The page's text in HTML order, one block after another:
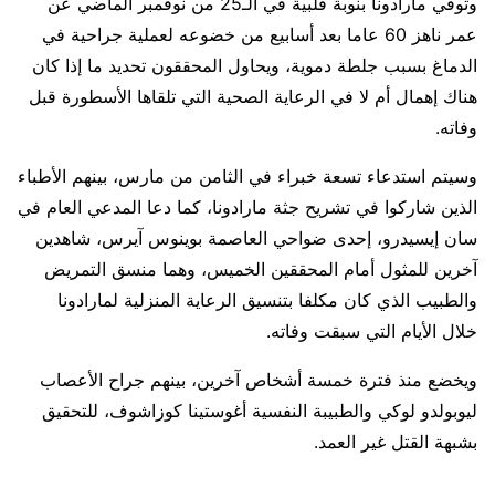
عمر ناهز 60 عاما بعد أسابيع من خضوعه لعملية جراحية في
الدماغ بسبب جلطة دموية، ويحاول المحققون تحديد ما إذا كان
هناك إهمال أم لا في الرعاية الصحية التي تلقاها الأسطورة قبل
وفاته.
وسيتم استدعاء تسعة خبراء في الثامن من مارس، بينهم الأطباء
الذين شاركوا في تشريح جثة مارادونا، كما دعا المدعي العام في
سان إيسيدرو، إحدى ضواحي العاصمة بوينوس آيرس، شاهدين
آخرين للمثول أمام المحققين الخميس، وهما منسق التمريض
والطبيب الذي كان مكلفا بتنسيق الرعاية المنزلية لمارادونا
خلال الأيام التي سبقت وفاته.
ويخضع منذ فترة خمسة أشخاص آخرين، بينهم جراح الأعصاب
ليوبولدو لوكي والطبيبة النفسية أغوستينا كوزاشوف، للتحقيق
بشبهة القتل غير العمد.